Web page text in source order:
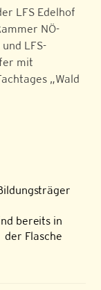
LFS Edelhof
NÖ-
LFS-
mit
„Wald
bereits in
der Flasche